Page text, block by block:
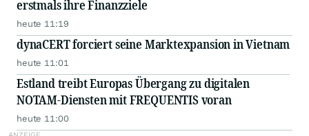
erstmals ihre Finanzziele
heute 11:19
dynaCERT forciert seine Marktexpansion in Vietnam
heute 11:01
Estland treibt Europas Übergang zu digitalen
NOTAM-Diensten mit FREQUENTIS voran
heute 11:00